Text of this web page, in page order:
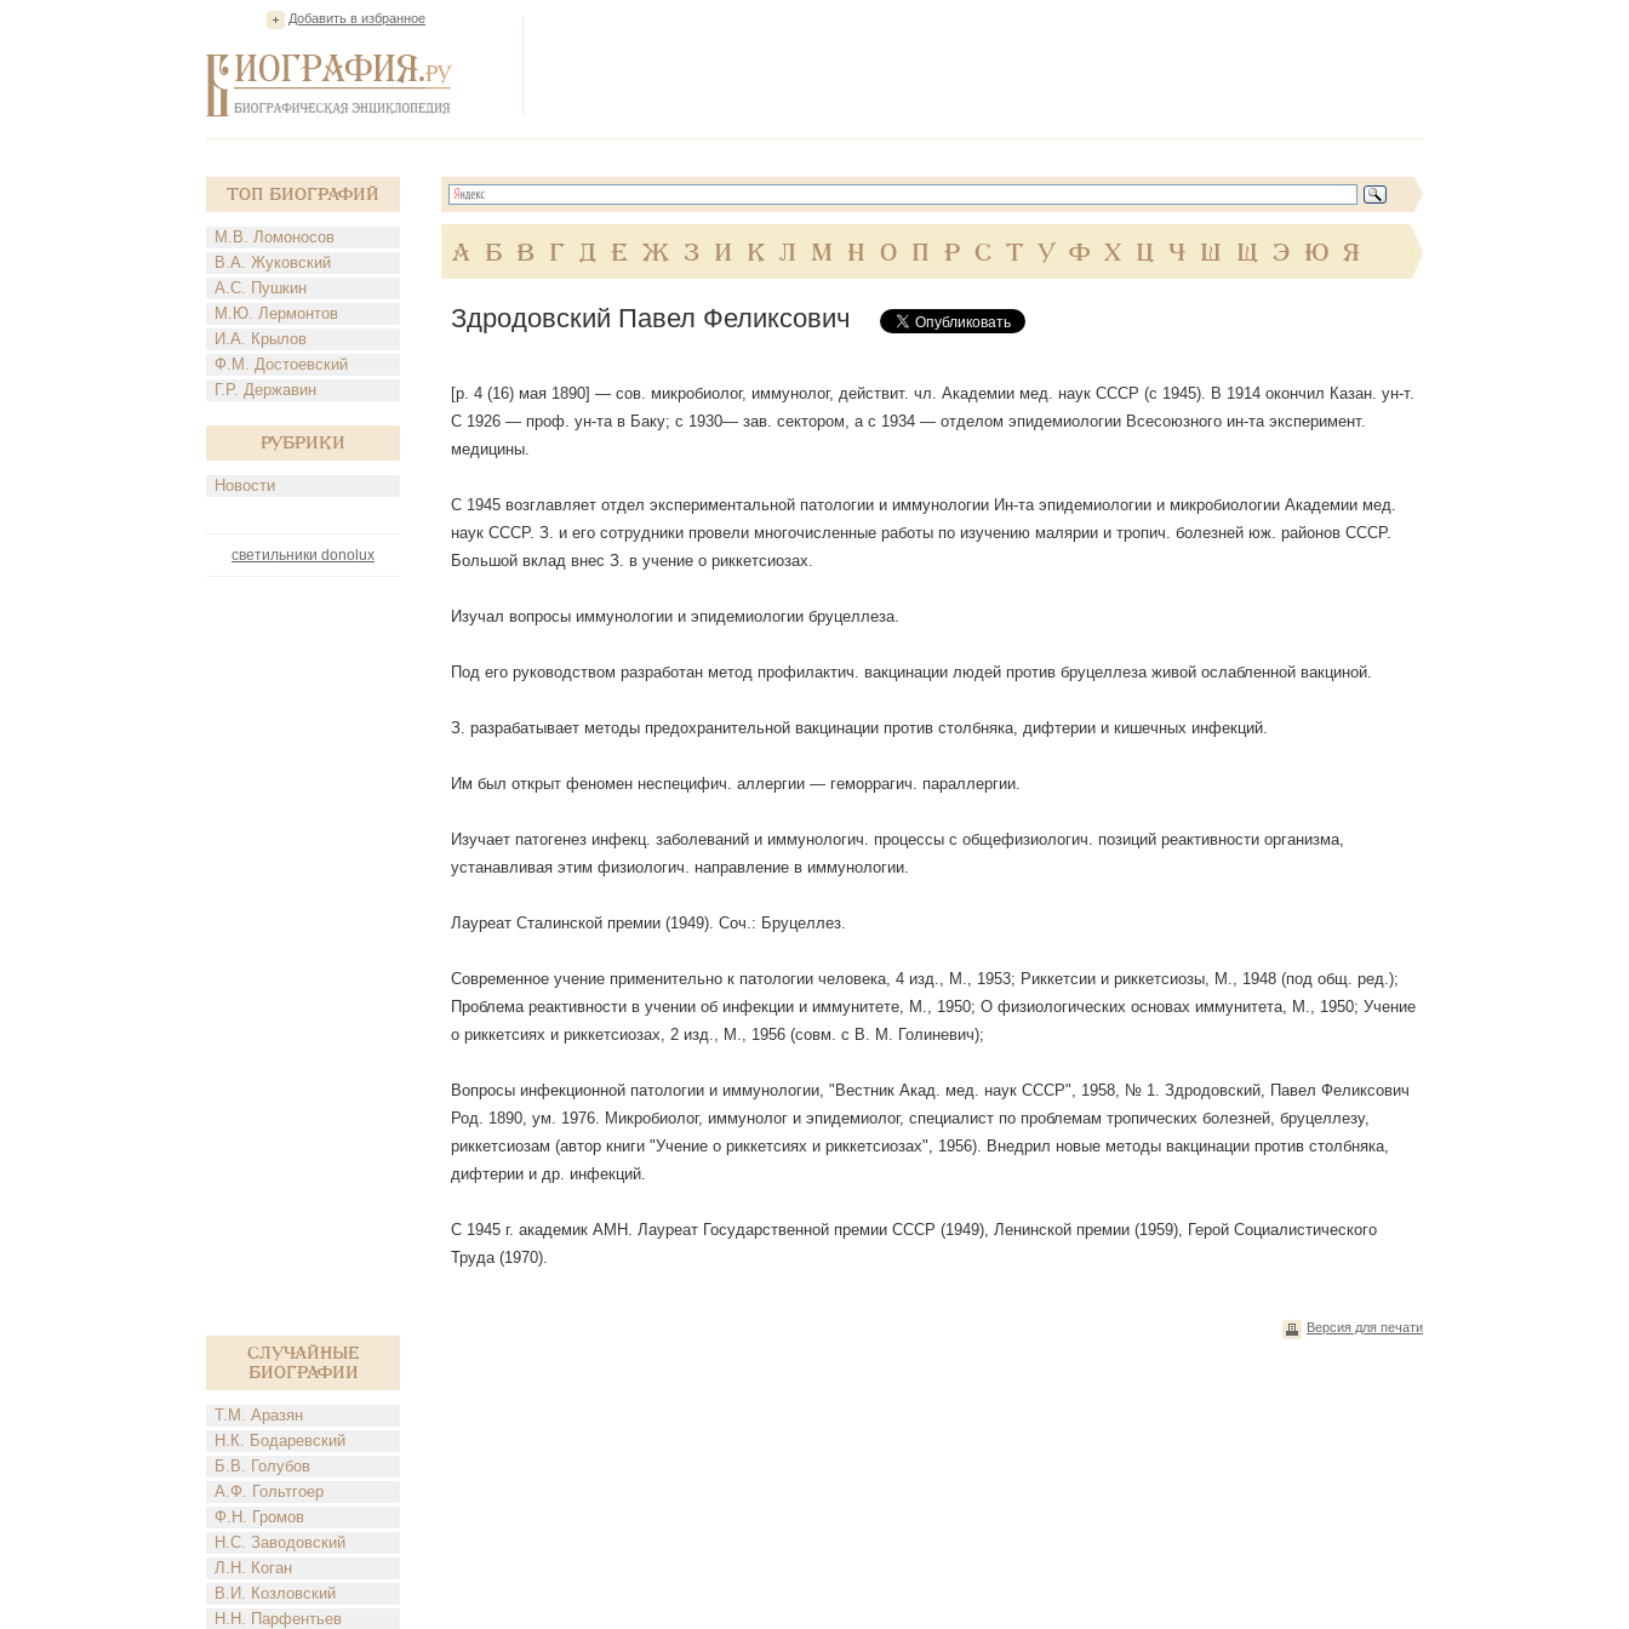
Добавить в избранное
Топ Биографий
М.В. Ломоносов
В.А. Жуковский
А.С. Пушкин
М.Ю. Лермонтов
И.А. Крылов
Ф.М. Достоевский
Г.Р. Державин
Рубрики
Новости
светильники donolux
Случайные
биографии
Т.М. Аразян
Н.К. Бодаревский
Б.В. Голубов
А.Ф. Гольтгоер
Ф.Н. Громов
Н.С. Заводовский
Л.Н. Коган
В.И. Козловский
Н.Н. Парфентьев
А Б В Г Д Е Ж З И К Л М Н О П Р С Т У Ф Х Ц Ч Ш Щ Э Ю Я
Здродовский Павел Феликсович
[р. 4 (16) мая 1890] — сов. микробиолог, иммунолог, действит. чл. Академии мед. наук СССР (с 1945). В 1914 окончил Казан. ун-т.
С 1926 — проф. ун-та в Баку; с 1930— зав. сектором, а с 1934 — отделом эпидемиологии Всесоюзного ин-та эксперимент.
медицины.
С 1945 возглавляет отдел экспериментальной патологии и иммунологии Ин-та эпидемиологии и микробиологии Академии мед.
наук СССР. З. и его сотрудники провели многочисленные работы по изучению малярии и тропич. болезней юж. районов СССР.
Большой вклад внес З. в учение о риккетсиозах.
Изучал вопросы иммунологии и эпидемиологии бруцеллеза.
Под его руководством разработан метод профилактич. вакцинации людей против бруцеллеза живой ослабленной вакциной.
З. разрабатывает методы предохранительной вакцинации против столбняка, дифтерии и кишечных инфекций.
Им был открыт феномен неспецифич. аллергии — геморрагич. параллергии.
Изучает патогенез инфекц. заболеваний и иммунологич. процессы с общефизиологич. позиций реактивности организма,
устанавливая этим физиологич. направление в иммунологии.
Лауреат Сталинской премии (1949). Соч.: Бруцеллез.
Современное учение применительно к патологии человека, 4 изд., М., 1953; Риккетсии и риккетсиозы, М., 1948 (под общ. ред.);
Проблема реактивности в учении об инфекции и иммунитете, М., 1950; О физиологических основах иммунитета, М., 1950; Учение
о риккетсиях и риккетсиозах, 2 изд., М., 1956 (совм. с В. М. Голиневич);
Вопросы инфекционной патологии и иммунологии, "Вестник Акад. мед. наук СССР", 1958, № 1. Здродовский, Павел Феликсович
Род. 1890, ум. 1976. Микробиолог, иммунолог и эпидемиолог, специалист по проблемам тропических болезней, бруцеллезу,
риккетсиозам (автор книги "Учение о риккетсиях и риккетсиозах", 1956). Внедрил новые методы вакцинации против столбняка,
дифтерии и др. инфекций.
С 1945 г. академик АМН. Лауреат Государственной премии СССР (1949), Ленинской премии (1959), Герой Социалистического
Труда (1970).
Версия для печати